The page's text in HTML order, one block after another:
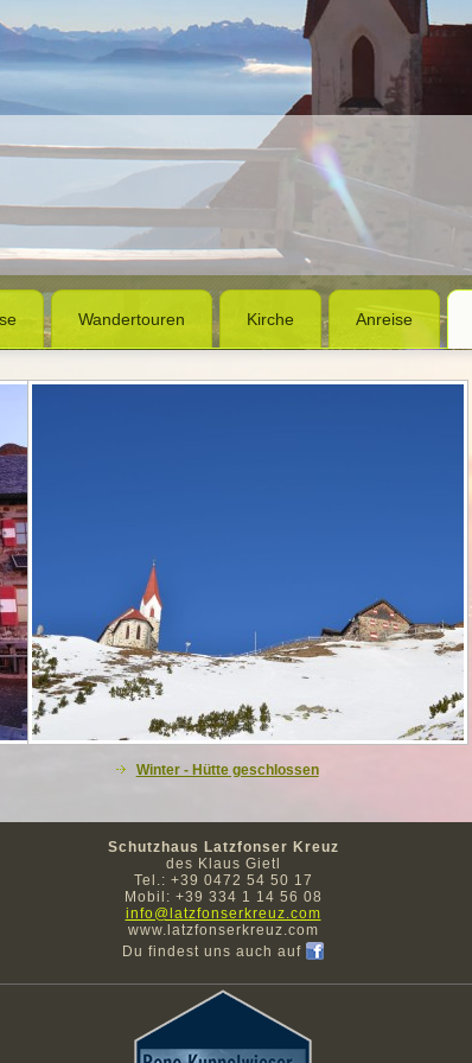
Wandertouren Kirche Anreise
Winter - Hütte geschlossen
Schutzhaus Latzfonser Kreuz
des Klaus Gietl
Tel.: +39 0472 54 50 17
Mobil: +39 334 1 14 56 08
info@latzfonserkreuz.com
www.latzfonserkreuz.com
Du findest uns auch auf